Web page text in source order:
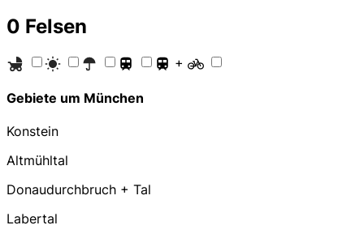
0 Felsen
+
Gebiete um München
Konstein
Altmühltal
Donaudurchbruch + Tal
Labertal